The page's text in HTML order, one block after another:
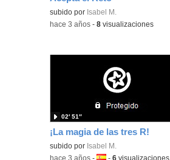
Contenido educativo.
subido por Isabel M.
-hace 3 años -8 visualizaciones
¡La magia de las tres R!
Contenido educativo.
subido por Isabel M.
02′ 51″
-hace 3 años -Idioma:
-6 visualizaciones